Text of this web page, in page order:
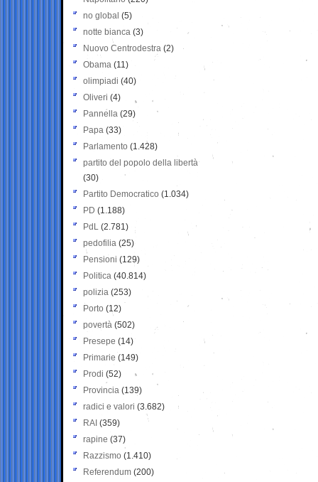
no global (5)
notte bianca (3)
Nuovo Centrodestra (2)
Obama (11)
olimpiadi (40)
Oliveri (4)
Pannella (29)
Papa (33)
Parlamento (1.428)
partito del popolo della libertà
(30)
Partito Democratico (1.034)
PD (1.188)
PdL (2.781)
pedofilia (25)
Pensioni (129)
Politica (40.814)
polizia (253)
Porto (12)
povertà (502)
Presepe (14)
Primarie (149)
Prodi (52)
Provincia (139)
radici e valori (3.682)
RAI (359)
rapine (37)
Razzismo (1.410)
Referendum (200)